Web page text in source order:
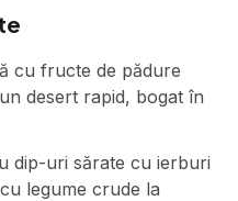
cu fructe de pădure
desert rapid, bogat în
dip-uri sărate cu ierburi
legume crude la